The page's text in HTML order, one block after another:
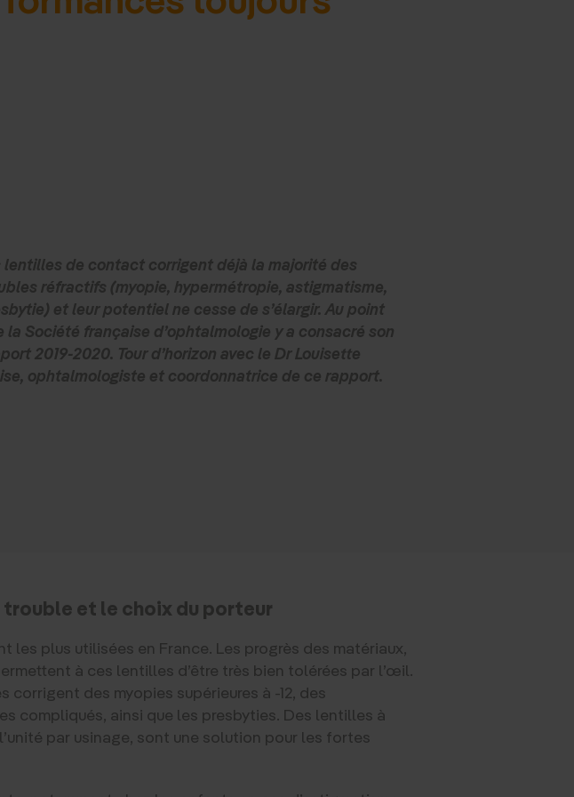
lentilles de contact corrigent déjà la majorité des
réfractifs (myopie, hypermétropie, astigmatisme,
et leur potentiel ne cesse de s’élargir. Au point
la Société française d’ophtalmologie y a consacré son
2019-2020. Tour d’horizon avec le Dr Louisette
ophtalmologiste et coordonnatrice de ce rapport.
et le choix du porteur
plus utilisées en France. Les progrès des matériaux,
à ces lentilles d’être très bien tolérées par l’œil.
des myopies supérieures à -12, des
compliqués, ainsi que les presbyties. Des lentilles à
par usinage, sont une solution pour les fortes